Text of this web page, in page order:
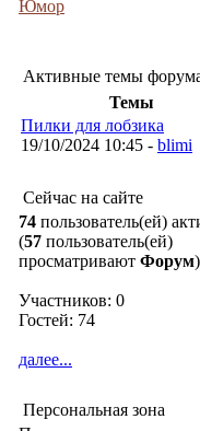
Юмор
Активные темы
Темы
Пилки для лобзика
19/10/2024 10:45 - blimi
Сейчас на сайте
74 пользователь(ей)
(57 пользователь(ей)
просматривают Форум)
Участников: 0
Гостей: 74
далее...
Персональная зона